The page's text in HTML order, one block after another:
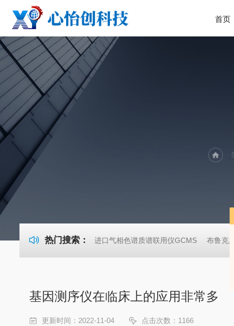
首页
热门搜索： 进口气相色谱质谱联用仪GCMS 布鲁克
基因测序仪在临床上的应用非常多
更新时间：2022-11-04 点击次数：1166